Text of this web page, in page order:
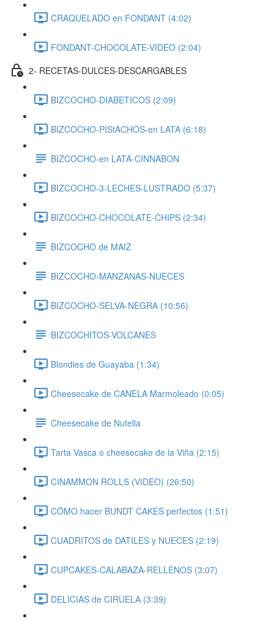
CRAQUELADO en FONDANT (4:02)
FONDANT-CHOCOLATE-VIDEO (2:04)
2- RECETAS-DULCES-DESCARGABLES
BIZCOCHO-DIABETICOS (2:09)
BIZCOCHO-PIStACHOS-en LATA (6:18)
BIZCOCHO-en LATA-CINNABON
BIZCOCHO-3-LECHES-LUSTRADO (5:37)
BIZCOCHO-CHOCOLATE-CHIPS (2:34)
BIZCOCHO de MAIZ
BIZCOCHO-MANZANAS-NUECES
BIZCOCHO-SELVA-NEGRA (10:56)
BIZCOCHITOS-VOLCANES
Blondies de Guayaba (1:34)
Cheesecake de CANELA Marmoleado (0:05)
Cheesecake de Nutella
Tarta Vasca o cheesecake de la Viña (2:15)
CINAMMON ROLLS (VIDEO) (26:50)
CÓMO hacer BUNDT CAKES perfectos (1:51)
CUADRITOS de DATILES y NUECES (2:19)
CUPCAKES-CALABAZA-RELLENOS (3:07)
DELICIAS de CIRUELA (3:39)